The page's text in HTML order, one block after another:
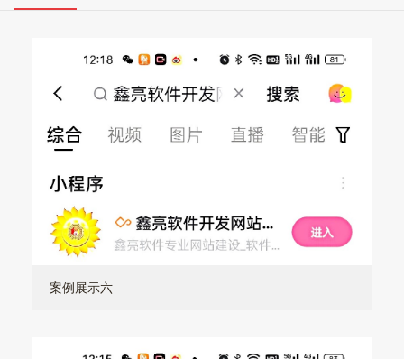
案例展示六